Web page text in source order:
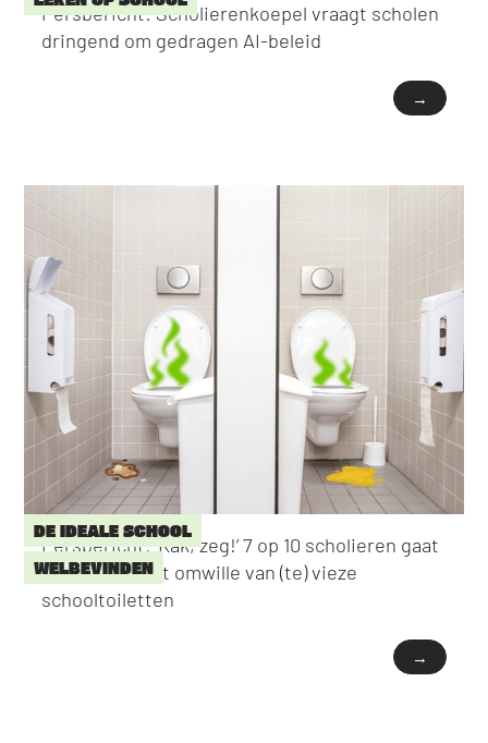
Persbericht: Scholierenkoepel vraagt scholen
dringend om gedragen AI-beleid
→
DE IDEALE SCHOOL
WELBEVINDEN
Persbericht: ‘Kak, zeg!’ 7 op 10 scholieren gaat
niet naar toilet omwille van (te) vieze
schooltoiletten
→